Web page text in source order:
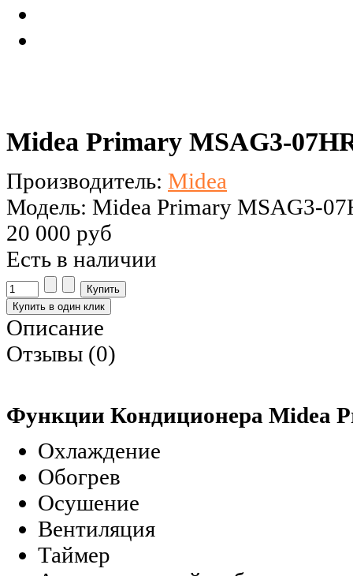
Midea Primary MSAG3-
Производитель: Midea
Модель: Midea Primary MSAG3-
20 000 руб
Есть в наличии
Описание
Отзывы (0)
Функции Кондиционера Midea
Охлаждение
Обогрев
Осушение
Вентиляция
Таймер